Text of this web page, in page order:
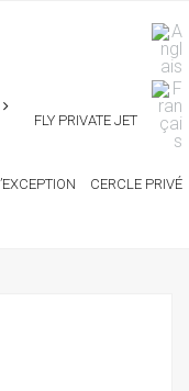
FLY PRIVATE JET
CERCLE PRIVÉ